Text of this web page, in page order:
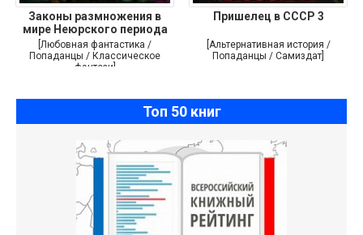
Законы размножения в
мире Неюрского периода
[Любовная фантастика /
Попаданцы / Классическое
фэнтези]
Пришелец в СССР 3
[Альтернативная история /
Попаданцы / Самиздат]
Топ 50 книг